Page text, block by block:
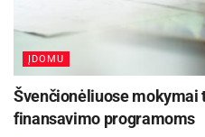
ĮDOMU
Švenčionėliuose mokymai
finansavimo programoms